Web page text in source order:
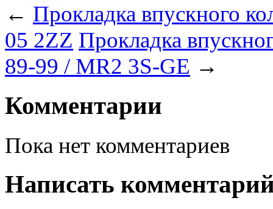
← Прокладка впускного
05 2ZZ Прокладка
89-99 / MR2 3S-GE →
Комментарии
Пока нет комментариев
Написать